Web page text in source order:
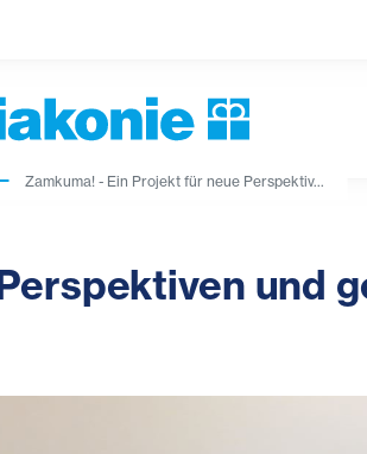
Zamkuma! - Ein Projekt für neue Perspektiv...
und